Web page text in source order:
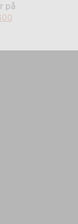
på